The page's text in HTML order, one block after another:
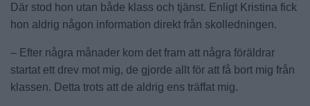
Där stod hon utan både klass och tjänst. Enligt Kristina fick
hon aldrig någon information direkt från skolledningen.
– Efter några månader kom det fram att några föräldrar
startat ett drev mot mig, de gjorde allt för att få bort mig från
klassen. Detta trots att de aldrig ens träffat mig.